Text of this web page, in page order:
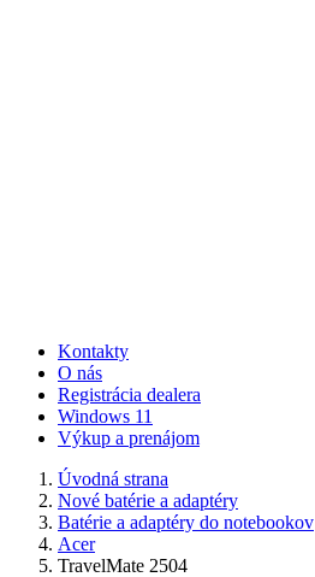
Kontakty
O nás
Registrácia dealera
Windows 11
Výkup a prenájom
Úvodná strana
Nové batérie a adaptéry
Batérie a adaptéry do notebookov
Acer
TravelMate 2504